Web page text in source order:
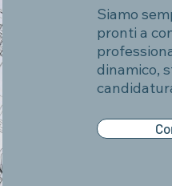
Siamo
pronti a
dinamico,